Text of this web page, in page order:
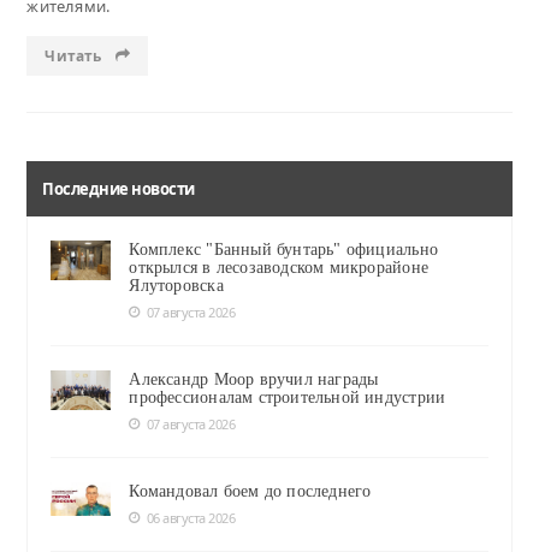
жителями.
Читать
Последние новости
Комплекс "Банный бунтарь" официально
открылся в лесозаводском микрорайоне
Ялуторовска
07 августа 2026
Александр Моор вручил награды
профессионалам строительной индустрии
07 августа 2026
Командовал боем до последнего
06 августа 2026